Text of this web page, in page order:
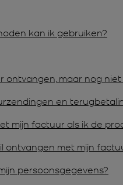
kan ik gebruiken?
ontvangen, maar nog niet
en
mijn factuur als ik de
ontvangen met mijn
persoonsgegevens?